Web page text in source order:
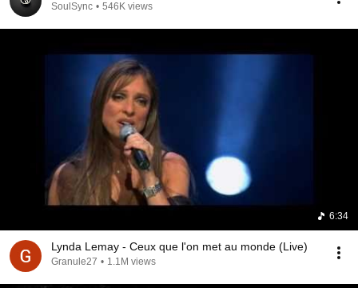
SoulSync • 546K views
6:34
Lynda Lemay - Ceux que l'on met au monde (Live)
Granule27 • 1.1M views